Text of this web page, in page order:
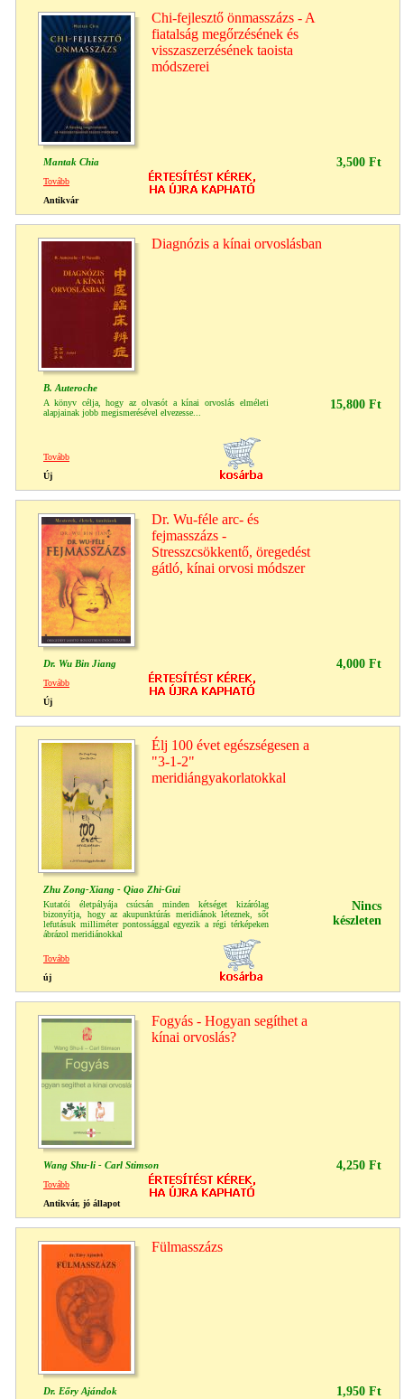
Chi-fejlesztő önmasszázs - A
fiatalság megőrzésének és
visszaszerzésének taoista
módszerei
Mantak Chia 3,500 Ft
Tovább
Antikvár
Diagnózis a kínai orvoslásban
B. Auteroche
A könyv célja, hogy az olvasót a kínai orvoslás elméleti
alapjainak jobb megismerésével elvezesse...
15,800 Ft
Tovább
Új
Dr. Wu-féle arc- és
fejmasszázs -
Stresszcsökkentő, öregedést
gátló, kínai orvosi módszer
Dr. Wu Bin Jiang 4,000 Ft
Tovább
Új
Élj 100 évet egészségesen a
"3-1-2"
meridiángyakorlatokkal
Zhu Zong-Xiang - Qiao Zhi-Gui
Kutatói életpályája csúcsán minden kétséget kizárólag
bizonyítja, hogy az akupunktúrás meridiánok léteznek, sőt
lefutásuk milliméter pontossággal egyezik a régi térképeken
ábrázol meridiánokkal
Nincs
készleten
Tovább
új
Fogyás - Hogyan segíthet a
kínai orvoslás?
Wang Shu-li - Carl Stimson 4,250 Ft
Tovább
Antikvár, jó állapot
Fülmasszázs
Dr. Eőry Ajándok 1,950 Ft